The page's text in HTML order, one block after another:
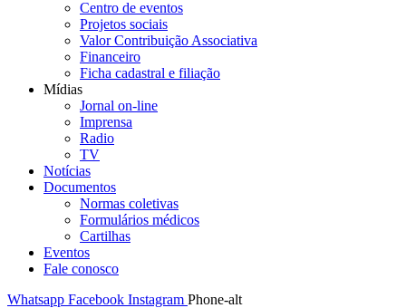
Centro de eventos
Projetos sociais
Valor Contribuição Associativa
Financeiro
Ficha cadastral e filiação
Mídias
Jornal on-line
Imprensa
Radio
TV
Notícias
Documentos
Normas coletivas
Formulários médicos
Cartilhas
Eventos
Fale conosco
Whatsapp Facebook Instagram Phone-alt